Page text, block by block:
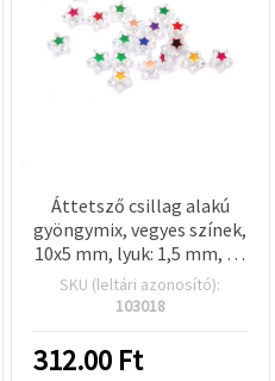
Áttetsző csillag alakú
gyöngymix, vegyes színek,
10x5 mm, lyuk: 1,5 mm, 20
g (kb. 82 db)
SKU (leltári azonosító):
103018
312.00 Ft